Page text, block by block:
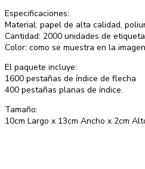
Especificaciones:
Material: papel de alta calidad,
Cantidad: 2000 unidades de
Color: como se muestra en la
El paquete incluye:
1600 pestañas de índice de flecha
400 pestañas planas de índice.
Tamaño:
10cm Largo x 13cm Ancho x 2cm